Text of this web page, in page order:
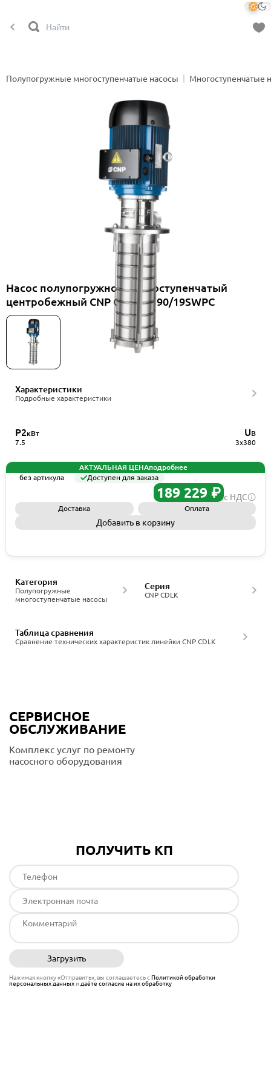
Полупогружные многоступенчатые насосы Многоступенчатые
Насос полупогружной многоступенчатый
центробежный CNP CDLK8-190/19SWPC
Характеристики
Подробные характеристики
P2кВт
7.5
UВ
3x380
АКТУАЛЬНАЯ ЦЕНАподробнее
без артикула
Доступен для заказа
189 229 ₽ с НДС
Доставка Оплата
Добавить в корзину
Полупогружные
многоступенчатые насосы
Категория
CNP CDLK
Серия
Сравнение технических характеристик линейки CNP CDLK
Таблица сравнения
СЕРВИСНОЕ
ОБСЛУЖИВАНИЕ
Комплекс услуг по ремонту
насосного оборудования
ПОЛУЧИТЬ КП
Загрузить
Нажимая кнопку «Отправить», вы соглашаетесь сПолитикой обработки
персональных данныхи даёте согласие на их обработку